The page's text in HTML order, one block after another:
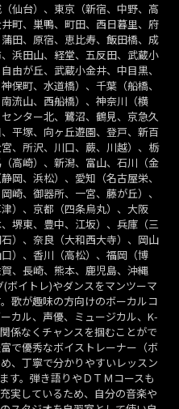
仙台）、東京（新宿、中野、高
町、巣鴨、町田、西日暮里、府
田、原宿、恵比寿、飯田橋、成
浜田山、経堂、五反田、武蔵小
由が丘、武蔵小金井、中目黒、
保町、水道橋）、千葉（船橋、
流山、西船橋）、神奈川（横
ンター北、鷺沼、鶴見、京急久
平塚、向ヶ丘遊園、登戸、新百
、所沢、川口、蕨、川越）、栃
高崎）、新潟、富山、石川（金
岡、浜松）、愛知（名古屋栄、
崎、御器所、一宮、藤が丘）、
）、京都（四条烏丸）、大阪
堺東、豊中、江坂）、兵庫（三
）、奈良（大和西大寺）、岡山
）、香川（高松）、福岡（博
、長崎、熊本、鹿児島、沖縄
(ボイトレ)やダンスをマンツーマ
歌が趣味の方向けのボーカルコ
カル、声優、ミュージカル、K-
係なくチャンスを掴むことがで
で優秀なボイストレーナー（ボ
、丁寧で分かりやすいレッスン
す。弾き語りやＤＴＭコースも
実しているため、自分の音楽や